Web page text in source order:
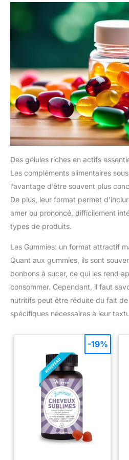
ABSORPTION OPTIMISÉE AVEC
Nous avons enrichi notre formule
d’huile de coco, naturellement
favoriser une absorption optimale
Un complément alimentaire pour
efficace. SOUTIEN À LA POUSSE
ET HOMME - Que vous
féminins, un fortifiant pour les
la pousse de la barbe masculine
Noix de Coco est formulé pour
aider à vous sentir et à paraître au
MARQUE DE CONFIANCE,
Depuis plus de 10 ans, VitaBright
dans l’univers des vitamines et des
avec des millions de clients qui
confiance chaque jour pour la
fabriquons nos compléments dans
de qualité pharmaceutique, nous
à des tests rigoureux en
pour vous garantir un maximum de
Des gélules riches en actifs
Les compléments alimentaires
l’avantage d’être souvent plus
De plus, leur format permet
amer ou prononcé, difficilement
types de produits.
Les Gummies: un format attractif
Quant aux gummies, ils sont
bonbons à sucer, ce qui les rend
consommer. Cependant, il faut
nutritifs peut être réduite du fait
spécifiques nécessaires à leur
-19%